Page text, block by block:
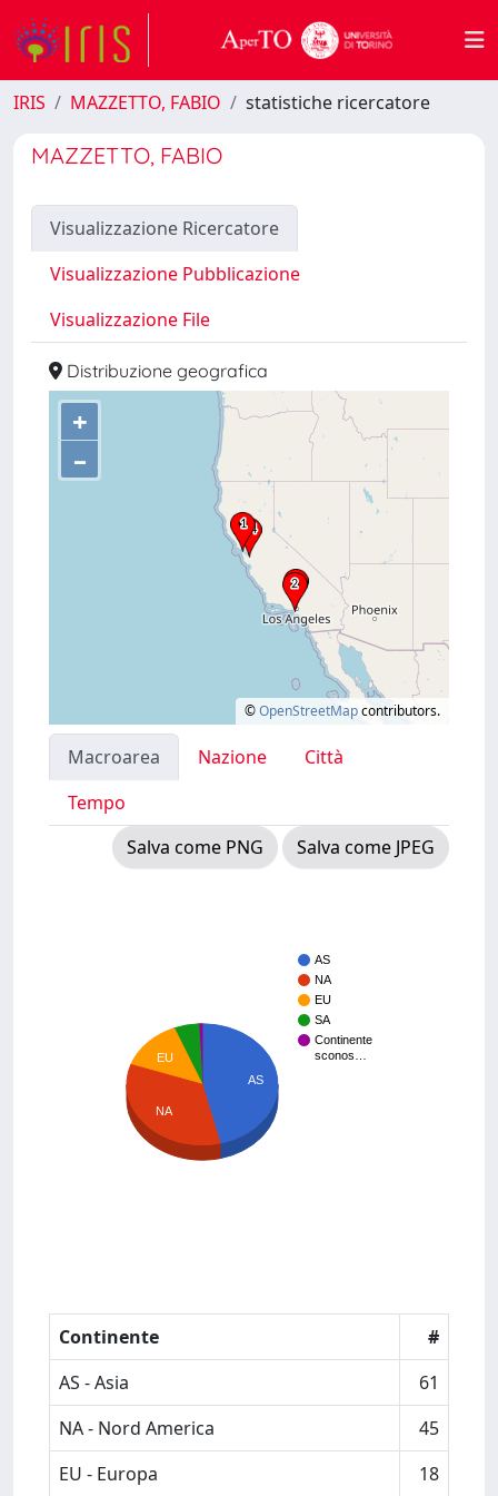
IRIS MAZZETTO, FABIO statistiche ricercatore
MAZZETTO, FABIO
Visualizzazione Ricercatore
Visualizzazione Pubblicazione
Visualizzazione File
Distribuzione geografica
+
–
©OpenStreetMapcontributors.
Macroarea Nazione
Città
Tempo
Salva come PNG
Salva come JPEG
AS
NA
EU
SA
Continente
sconos…
AS
EU
NA
Continente
#
AS - Asia
61
NA - Nord America
45
EU - Europa
18